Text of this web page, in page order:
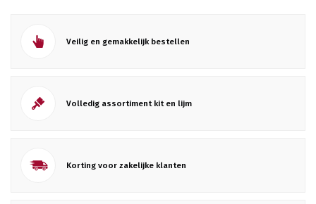
Veilig en gemakkelijk bestellen
Volledig assortiment kit en lijm
Korting voor zakelijke klanten